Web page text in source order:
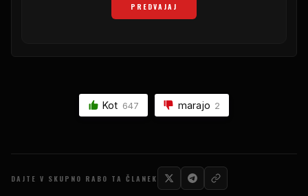
PREDVAJAJ
Kot 647 marajo 2
DAJTE V SKUPNO RABO TA ČLANEK